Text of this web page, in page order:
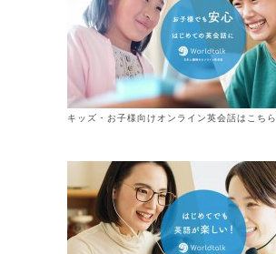
キッズ・お子様向けオンライン英会話はこちら